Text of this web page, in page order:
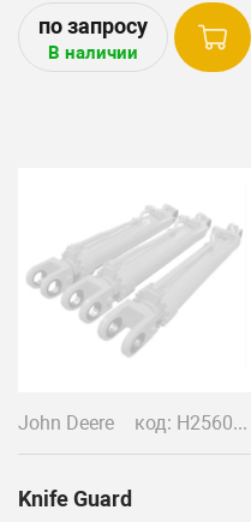
В наличии
John Deere код: H25603/ H153855
Knife Guard